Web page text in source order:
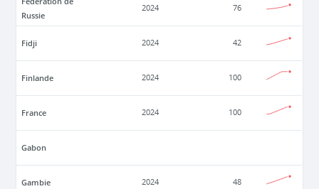
Russie
2024 76
Fidji 2024 42
Finlande 2024 100
France 2024 100
Gabon
Gambie 2024 48